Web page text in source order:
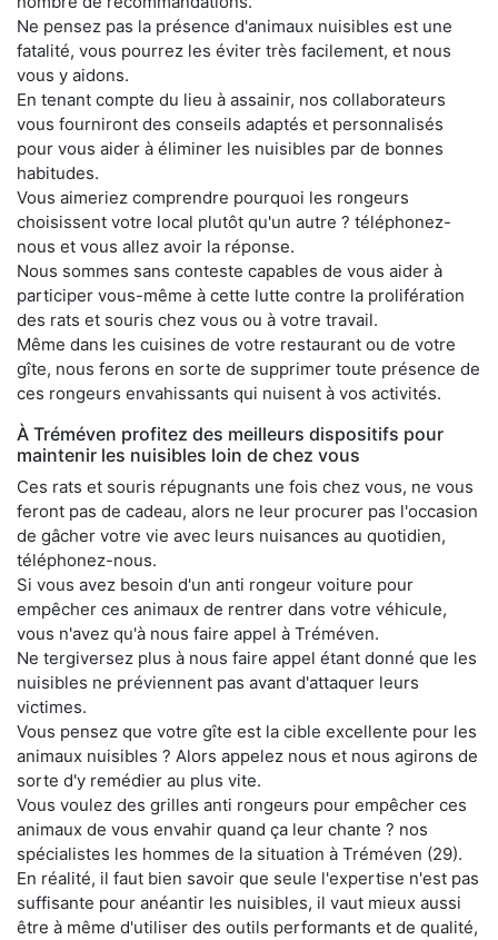
Ne pensez pas la présence d'animaux nuisibles est une
fatalité, vous pourrez les éviter très facilement, et nous
vous y aidons.
En tenant compte du lieu à assainir, nos collaborateurs
vous fourniront des conseils adaptés et personnalisés
pour vous aider à éliminer les nuisibles par de bonnes
habitudes.
Vous aimeriez comprendre pourquoi les rongeurs
choisissent votre local plutôt qu'un autre ? téléphonez-
nous et vous allez avoir la réponse.
Nous sommes sans conteste capables de vous aider à
participer vous-même à cette lutte contre la prolifération
des rats et souris chez vous ou à votre travail.
Même dans les cuisines de votre restaurant ou de votre
gîte, nous ferons en sorte de supprimer toute présence de
ces rongeurs envahissants qui nuisent à vos activités.
À Tréméven profitez des meilleurs dispositifs pour
maintenir les nuisibles loin de chez vous
Ces rats et souris répugnants une fois chez vous, ne vous
feront pas de cadeau, alors ne leur procurer pas l'occasion
de gâcher votre vie avec leurs nuisances au quotidien,
téléphonez-nous.
Si vous avez besoin d'un anti rongeur voiture pour
empêcher ces animaux de rentrer dans votre véhicule,
vous n'avez qu'à nous faire appel à Tréméven.
Ne tergiversez plus à nous faire appel étant donné que les
nuisibles ne préviennent pas avant d'attaquer leurs
victimes.
Vous pensez que votre gîte est la cible excellente pour les
animaux nuisibles ? Alors appelez nous et nous agirons de
sorte d'y remédier au plus vite.
Vous voulez des grilles anti rongeurs pour empêcher ces
animaux de vous envahir quand ça leur chante ? nos
spécialistes les hommes de la situation à Tréméven (29).
En réalité, il faut bien savoir que seule l'expertise n'est pas
suffisante pour anéantir les nuisibles, il vaut mieux aussi
être à même d'utiliser des outils performants et de qualité,